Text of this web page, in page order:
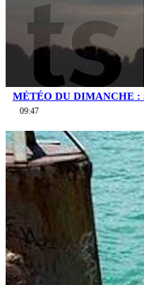
MÉTÉO DU DIMANCHE :
09:47